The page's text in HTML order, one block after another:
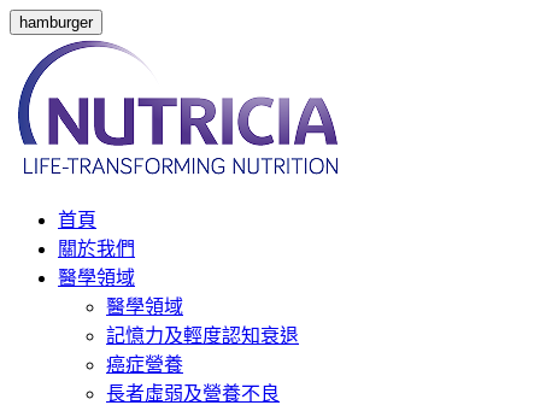
hamburger
首頁
關於我們
醫學領域
醫學領域
記憶力及輕度認知衰退
癌症營養
長者虛弱及營養不良